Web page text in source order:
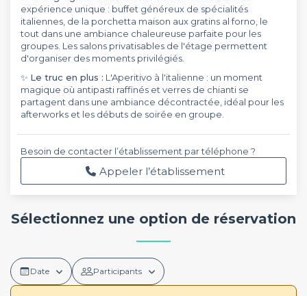
expérience unique : buffet généreux de spécialités
italiennes, de la porchetta maison aux gratins al forno, le
tout dans une ambiance chaleureuse parfaite pour les
groupes. Les salons privatisables de l'étage permettent
d'organiser des moments privilégiés.
✨ Le truc en plus : L'Aperitivo à l'italienne : un moment
magique où antipasti raffinés et verres de chianti se
partagent dans une ambiance décontractée, idéal pour les
afterworks et les débuts de soirée en groupe.
Besoin de contacter l’établissement par téléphone ?
Appeler l’établissement
Sélectionnez une option de réservation
Date Participants